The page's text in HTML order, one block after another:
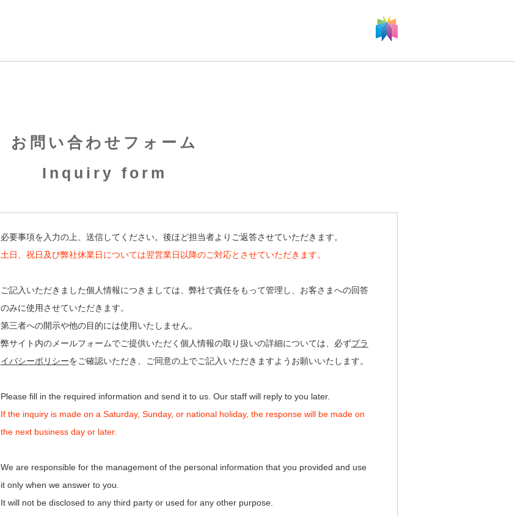
お問い合わせフォーム
Inquiry form
必要事項を入力の上、送信してください。後ほど担当者よりご返答させていただきます。
土日、祝日及び弊社休業日については翌営業日以降のご対応とさせていただきます。
ご記入いただきました個人情報につきましては、弊社で責任をもって管理し、お客さまへの回答
のみに使用させていただきます。
第三者への開示や他の目的には使用いたしません。
弊サイト内のメールフォームでご提供いただく個人情報の取り扱いの詳細については、必ずプラ
イバシーポリシーをご確認いただき、ご同意の上でご記入いただきますようお願いいたします。
Please fill in the required information and send it to us. Our staff will reply to you later.
If the inquiry is made on a Saturday, Sunday, or national holiday, the response will be made on
the next business day or later.
We are responsible for the management of the personal information that you provided and use
it only when we answer to you.
It will not be disclosed to any third party or used for any other purpose.